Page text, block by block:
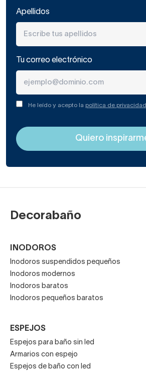
Apellidos
Tu correo electrónico
He leído y acepto la política de privacidad
Decorabaño
INODOROS
Inodoros suspendidos pequeños
Inodoros modernos
Inodoros baratos
Inodoros pequeños baratos
ESPEJOS
Espejos para baño sin led
Armarios con espejo
Espejos de baño con led